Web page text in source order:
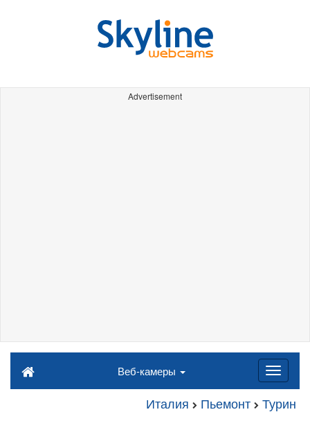
Advertisement
Веб-камеры
Италия Пьемонт Турин